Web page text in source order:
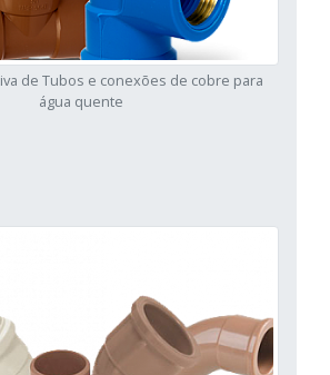
de Tubos e conexões de cobre para
água quente